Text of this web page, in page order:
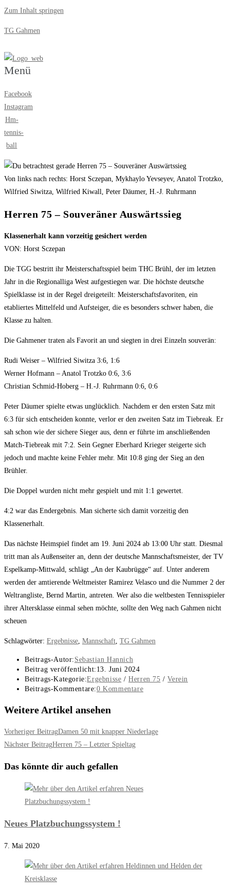
Zum Inhalt springen
TG Gahmen
Menü
Facebook
Instagram
Hm-
tennis-
ball
Von links nach rechts: Horst Sczepan, Mykhaylo Yevseyev, Anatol Trotzko,
Wilfried Siwitza, Wilfried Kiwall, Peter Däumer, H.-J. Ruhrmann
Herren 75 – Souveräner Auswärtssieg
Klassenerhalt kann vorzeitig gesichert werden
VON: Horst Sczepan
Die TGG bestritt ihr Meisterschaftsspiel beim THC Brühl, der im letzten
Jahr in die Regionalliga West aufgestiegen war. Die höchste deutsche
Spielklasse ist in der Regel dreigeteilt: Meisterschaftsfavoriten, ein
etabliertes Mittelfeld und Aufsteiger, die es besonders schwer haben, die
Klasse zu halten.
Die Gahmener traten als Favorit an und siegten in drei Einzeln souverän:
Rudi Weiser – Wilfried Siwitza 3:6, 1:6
Werner Hofmann – Anatol Trotzko 0:6, 3:6
Christian Schmid-Hoberg – H.-J. Ruhrmann 0:6, 0:6
Peter Däumer spielte etwas unglücklich. Nachdem er den ersten Satz mit
6:3 für sich entscheiden konnte, verlor er den zweiten Satz im Tiebreak. Er
sah schon wie der sichere Sieger aus, denn er führte im anschließenden
Match-Tiebreak mit 7:2. Sein Gegner Eberhard Krieger steigerte sich
jedoch und machte keine Fehler mehr. Mit 10:8 ging der Sieg an den
Brühler.
Die Doppel wurden nicht mehr gespielt und mit 1:1 gewertet.
4:2 war das Endergebnis. Man sicherte sich damit vorzeitig den
Klassenerhalt.
Das nächste Heimspiel findet am 19. Juni 2024 ab 13:00 Uhr statt. Diesmal
tritt man als Außenseiter an, denn der deutsche Mannschaftsmeister, der TV
Espelkamp-Mittwald, schlägt „An der Kaubrügge“ auf. Unter anderem
werden der amtierende Weltmeister Ramirez Velasco und die Nummer 2 der
Weltrangliste, Bernd Martin, antreten. Wer also die weltbesten Tennisspieler
ihrer Altersklasse einmal sehen möchte, sollte den Weg nach Gahmen nicht
scheuen
Schlagwörter: Ergebnisse, Mannschaft, TG Gahmen
Beitrags-Autor: Sebastian Hannich
Beitrag veröffentlicht: 13. Juni 2024
Beitrags-Kategorie:Ergebnisse / Herren 75 / Verein
Beitrags-Kommentare:0 Kommentare
Weitere Artikel ansehen
Vorheriger BeitragDamen 50 mit knapper Niederlage
Nächster BeitragHerren 75 – Letzter Spieltag
Das könnte dir auch gefallen
Neues Platzbuchungssystem !
7. Mai 2020